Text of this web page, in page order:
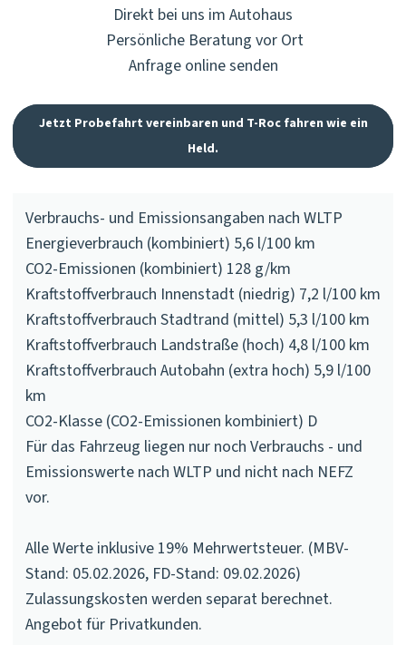
Direkt bei uns im Autohaus
Persönliche Beratung vor Ort
Anfrage online senden
Jetzt Probefahrt vereinbaren und T-Roc fahren wie ein
Held.
Verbrauchs- und Emissionsangaben nach WLTP
Energieverbrauch (kombiniert) 5,6 l/100 km
CO2-Emissionen (kombiniert) 128 g/km
Kraftstoffverbrauch Innenstadt (niedrig) 7,2 l/100 km
Kraftstoffverbrauch Stadtrand (mittel) 5,3 l/100 km
Kraftstoffverbrauch Landstraße (hoch) 4,8 l/100 km
Kraftstoffverbrauch Autobahn (extra hoch) 5,9 l/100
km
CO2-Klasse (CO2-Emissionen kombiniert) D
Für das Fahrzeug liegen nur noch Verbrauchs - und
Emissionswerte nach WLTP und nicht nach NEFZ
vor.
Alle Werte inklusive 19% Mehrwertsteuer. (MBV-
Stand: 05.02.2026, FD-Stand: 09.02.2026)
Zulassungskosten werden separat berechnet.
Angebot für Privatkunden.